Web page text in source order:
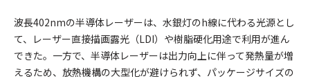
波長402nmの半導体レーザーは、水銀灯のh線に代わる光源とし
て、レーザー直接描画露光（LDI）や樹脂硬化用途で利用が進ん
できた。一方で、半導体レーザーは出力向上に伴って発熱量が増
えるため、放熱機構の大型化が避けられず、パッケージサイズの